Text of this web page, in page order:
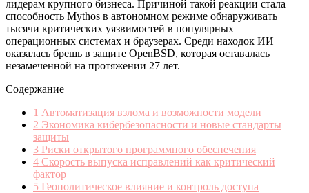
лидерам крупного бизнеса. Причиной такой реакции стала
способность Mythos в автономном режиме обнаруживать
тысячи критических уязвимостей в популярных
операционных системах и браузерах. Среди находок ИИ
оказалась брешь в защите OpenBSD, которая оставалась
незамеченной на протяжении 27 лет.
Содержание
1 Автоматизация взлома и возможности модели
2 Экономика кибербезопасности и новые стандарты
защиты
3 Риски открытого программного обеспечения
4 Скорость выпуска исправлений как критический
фактор
5 Геополитическое влияние и контроль доступа